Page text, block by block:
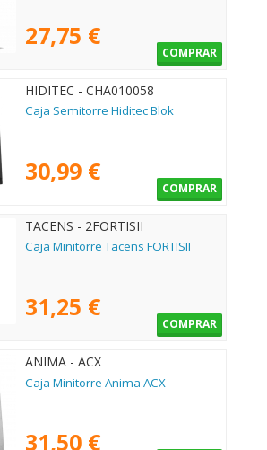
27,75 €
COMPRAR
HIDITEC - CHA010058
Caja Semitorre Hiditec Blok
30,99 €
COMPRAR
TACENS - 2FORTISII
Caja Minitorre Tacens FORTISII
31,25 €
COMPRAR
ANIMA - ACX
Caja Minitorre Anima ACX
31,50 €